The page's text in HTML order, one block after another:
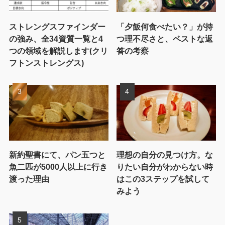
ストレングスファインダー
の強み、全34資質一覧と4
つの領域を解説します(クリ
フトンストレングス)
「夕飯何食べたい？」が持
つ理不尽さと、ベストな返
答の考察
新約聖書にて、パン五つと
魚二匹が5000人以上に行き
渡った理由
理想の自分の見つけ方。な
りたい自分がわからない時
はこの3ステップを試して
みよう